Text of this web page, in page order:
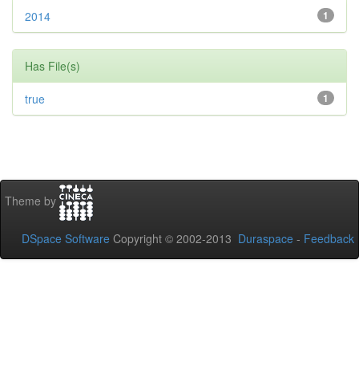
1
2014
Has File(s)
1
true
Theme by
DSpace Software Copyright © 2002-2013 Duraspace - Feedback